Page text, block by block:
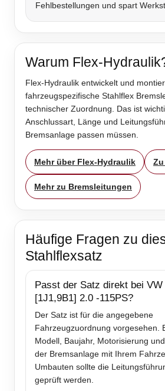
Fehlbestellungen und spart
Warum Flex-
Flex-Hydraulik entwickelt und
fahrzeugspezifische Stahlflex
technischer Zuordnung. Das ist
Anschlussart, Länge und
Bremsanlage passen müssen.
Mehr über Flex-Hydraulik
Mehr zu Bremsleitungen
Häufige Fragen zu
Stahlflexsatz
Passt der Satz direkt bei
[1J1,9B1] 2.0 -115PS?
Der Satz ist für die angegebene
Fahrzeugzuordnung vorgesehen.
Modell, Baujahr, Motorisierung
der Bremsanlage mit Ihrem
Umbauten sollte die
geprüft werden.